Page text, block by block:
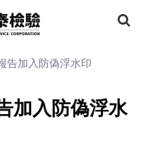
告加入防偽浮水印
加入防偽浮水